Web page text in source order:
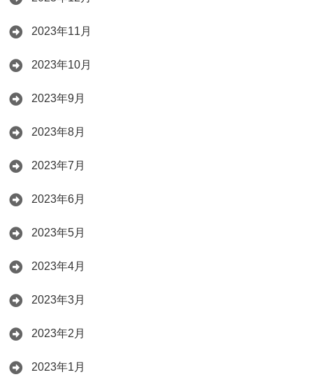
2023年11月
2023年10月
2023年9月
2023年8月
2023年7月
2023年6月
2023年5月
2023年4月
2023年3月
2023年2月
2023年1月